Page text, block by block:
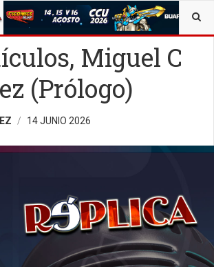
SOCIEDAD OPINIÓN RÉPLICA
Miguel C
(Prólogo)
14 JUNIO 2026